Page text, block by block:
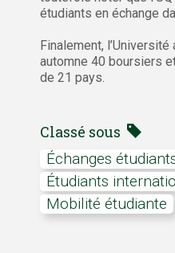
étudiants en échange
Finalement,
automne 40 boursiers
de 21 pays.
Classé sous
échanges
étudiants
mobilité étudiante